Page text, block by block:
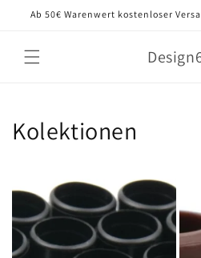
zum
Ab 50€ Warenwert kostenloser
Kolektionen